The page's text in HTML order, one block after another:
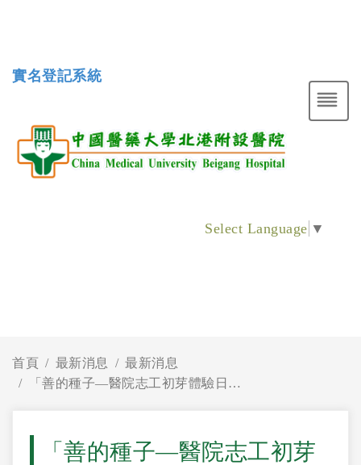
實名登記系統
Select Language ▼
首頁 最新消息
最新消息
「善的種子—醫院志工初芽體驗日」一日志工體驗活動
「善的種子—醫院志工初芽